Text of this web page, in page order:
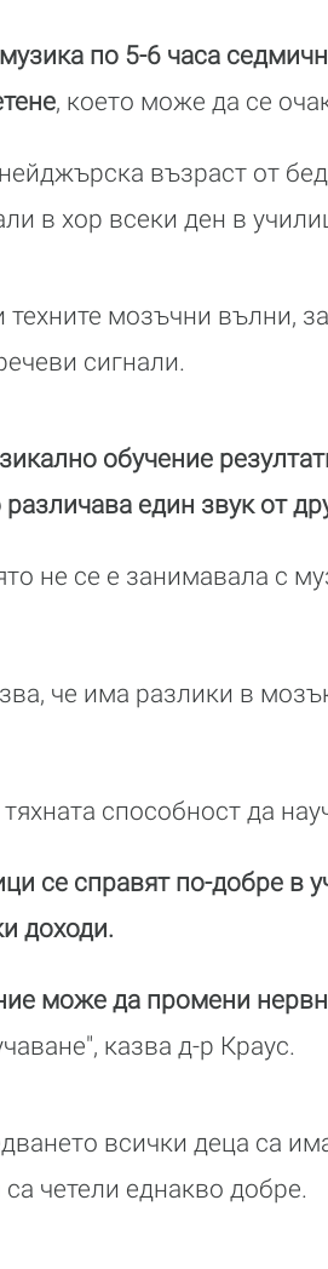
по 5-6 часа
, което може да се
възраст от
в хор всеки ден в
техните мозъчни вълни,
сигнали.
обучение
един звук от
не се е занимавала с
че има разлики в
способност да
се справят по-добре в
доходи.
може да промени
казва д-р Краус.
всички деца са
четели еднакво добре.